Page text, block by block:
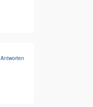
Antworten